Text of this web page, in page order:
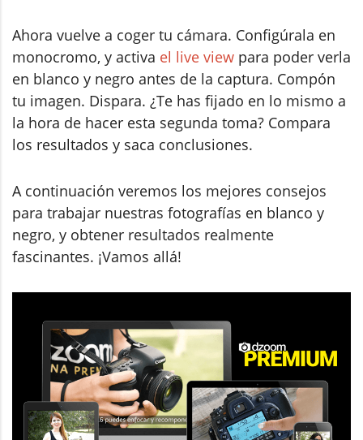
Ahora vuelve a coger tu cámara. Configúrala en
monocromo, y activa el live view para poder verla
en blanco y negro antes de la captura. Compón
tu imagen. Dispara. ¿Te has fijado en lo mismo a
la hora de hacer esta segunda toma? Compara
los resultados y saca conclusiones.
A continuación veremos los mejores consejos
para trabajar nuestras fotografías en blanco y
negro, y obtener resultados realmente
fascinantes. ¡Vamos allá!